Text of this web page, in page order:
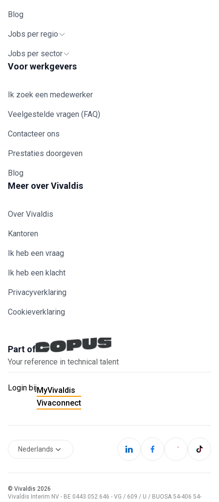
Blog
Jobs per regio
Jobs per sector
Voor werkgevers
Ik zoek een medewerker
Veelgestelde vragen (FAQ)
Contacteer ons
Prestaties doorgeven
Blog
Meer over Vivaldis
Over Vivaldis
Kantoren
Ik heb een vraag
Ik heb een klacht
Privacyverklaring
Cookieverklaring
Part of
Your reference in technical talent
Login bijMyVivaldis
Vivaconnect
Nederlands
© Vivaldis 2026
Vivaldis Interim NV - BE 0443.052.646 - VG / 609 / U / BUOSA 54-406 54-